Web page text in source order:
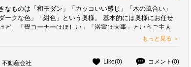
なものは「和モダン」「カッコいい感じ」「木の風合い」
ダークな色」「紺色」という奥様。 基本的には奥様にお任せ
ど、「畳コーナーはほしい」「浴室は大事」というご主人
。 そんなおふたりの希望を叶えた住まいになりました。もっと見る ＞
動産会社 Like(0) コメント(0)